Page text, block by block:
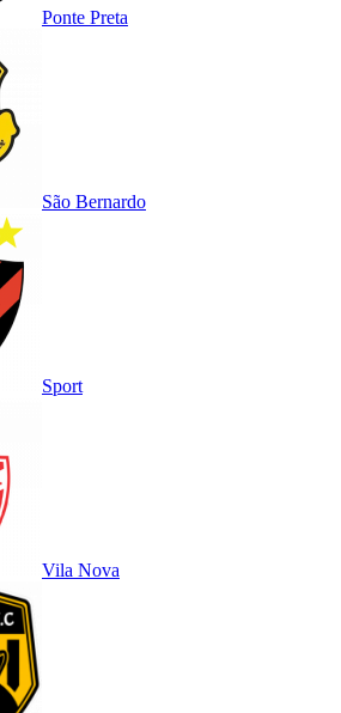
Ponte Preta
São Bernardo
Sport
Vila Nova